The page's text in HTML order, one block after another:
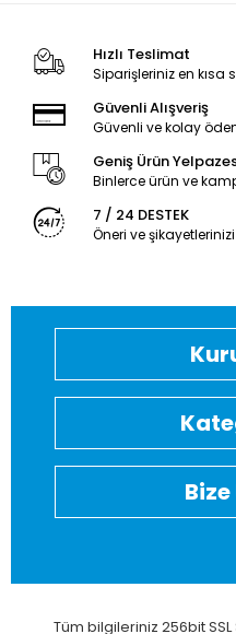
Hızlı Teslimat
Siparişleriniz en kısa
Güvenli Alışveriş
Güvenli ve kolay
Geniş Ürün
Binlerce ürün ve
7 / 24 DESTEK
Öneri ve
Bize
Tüm bilgileriniz 256bit